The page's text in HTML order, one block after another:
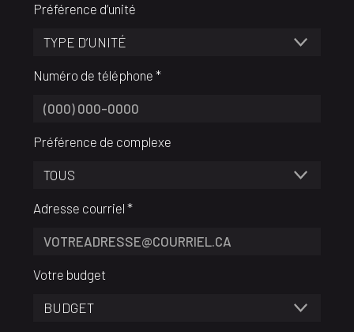
Préférence d’unité
Numéro de téléphone *
Préférence de complexe
Adresse courriel *
Votre budget